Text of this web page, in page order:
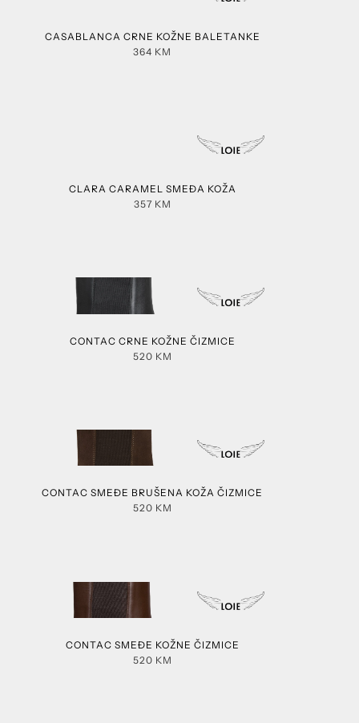
CASABLANCA CRNE KOŽNE BALETANKE
364 KM
CLARA CARAMEL SMEĐA KOŽA
357 KM
CONTAC CRNE KOŽNE ČIZMICE
520 KM
CONTAC SMEĐE BRUŠENA KOŽA ČIZMICE
520 KM
CONTAC SMEĐE KOŽNE ČIZMICE
520 KM